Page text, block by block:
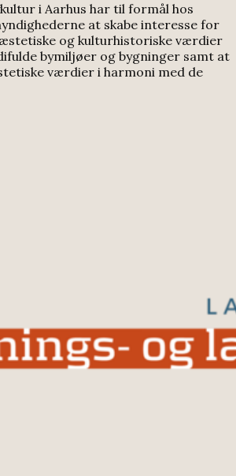
i Aarhus har til formål hos
at skabe interesse for
og kulturhistoriske værdier
bymiljøer og bygninger samt at
værdier i harmoni med de